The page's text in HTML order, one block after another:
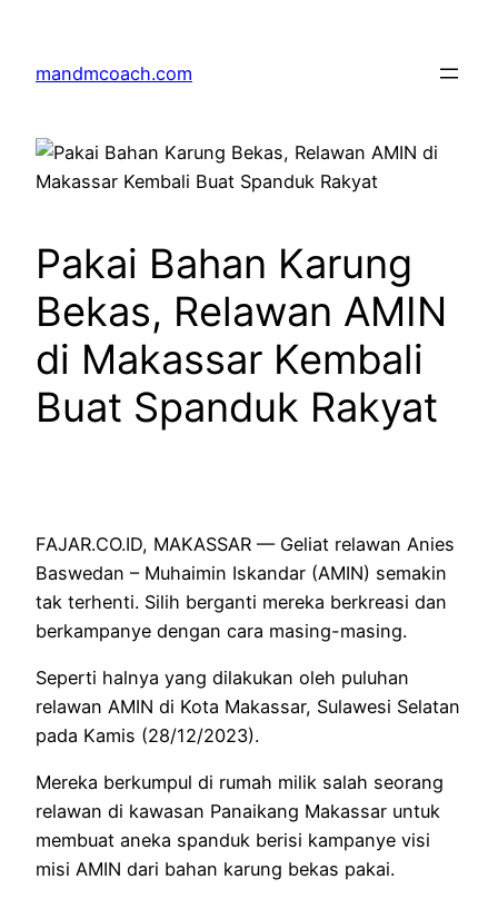
content
mandmcoach.com
Pakai Bahan Karung
Bekas, Relawan AMIN
di Makassar Kembali
Buat Spanduk Rakyat
FAJAR.CO.ID, MAKASSAR — Geliat relawan Anies
Baswedan – Muhaimin Iskandar (AMIN) semakin
tak terhenti. Silih berganti mereka berkreasi dan
berkampanye dengan cara masing-masing.
Seperti halnya yang dilakukan oleh puluhan
relawan AMIN di Kota Makassar, Sulawesi Selatan
pada Kamis (28/12/2023).
Mereka berkumpul di rumah milik salah seorang
relawan di kawasan Panaikang Makassar untuk
membuat aneka spanduk berisi kampanye visi
misi AMIN dari bahan karung bekas pakai.